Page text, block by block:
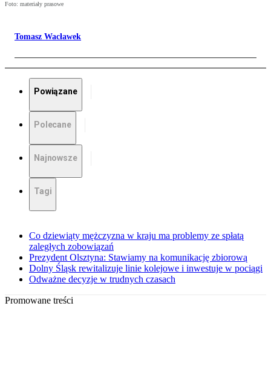
Foto: materiały prasowe
Tomasz Wacławek
Powiązane
Polecane
Najnowsze
Tagi
Co dziewiąty mężczyzna w kraju ma problemy ze spłatą
zaległych zobowiązań
Prezydent Olsztyna: Stawiamy na komunikację zbiorową
Dolny Śląsk rewitalizuje linie kolejowe i inwestuje w pociągi
Odważne decyzje w trudnych czasach
Promowane treści